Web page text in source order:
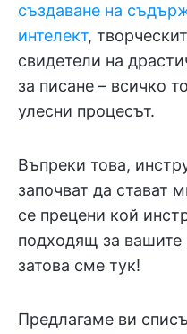
създаване на
интелект,
свидетели на
за писане – всичко
улесни процесът.
Въпреки това,
започват да стават
се прецени кой
подходящ за
затова сме тук!
Предлагаме ви